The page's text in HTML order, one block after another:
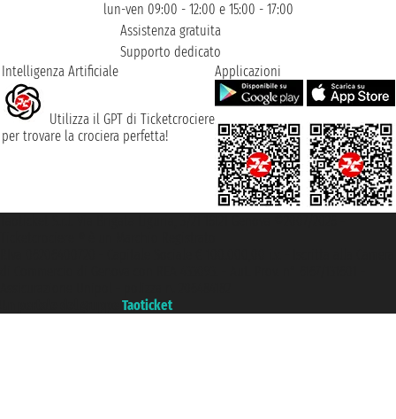
lun-ven 09:00 - 12:00 e 15:00 - 17:00
Assistenza gratuita
Supporto dedicato
Intelligenza Artificiale
Utilizza il GPT di Ticketcrociere
per trovare la crociera perfetta!
Applicazioni
Taoticket